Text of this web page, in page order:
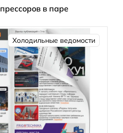
в паре
Холодильные ведомости